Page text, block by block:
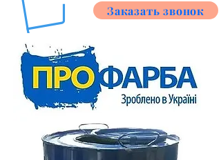
Заказать звонок